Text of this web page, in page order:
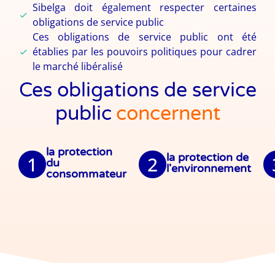
Sibelga doit également respecter certaines
obligations de service public
Ces obligations de service public ont été
établies par les pouvoirs politiques pour cadrer
le marché libéralisé
Ces obligations de service
public concernent
1
la protection
du
consommateur
2
la protection de
l'environnement